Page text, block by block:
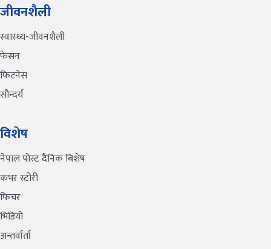
जीवनशैली
स्वास्थ्य-जीवनशैली
फेसन
फिटनेस
सौन्दर्य
विशेष
नेपाल पोस्ट दैनिक बिशेष
कभर स्टोरी
फिचर
भिडियो
अन्तर्वार्ता